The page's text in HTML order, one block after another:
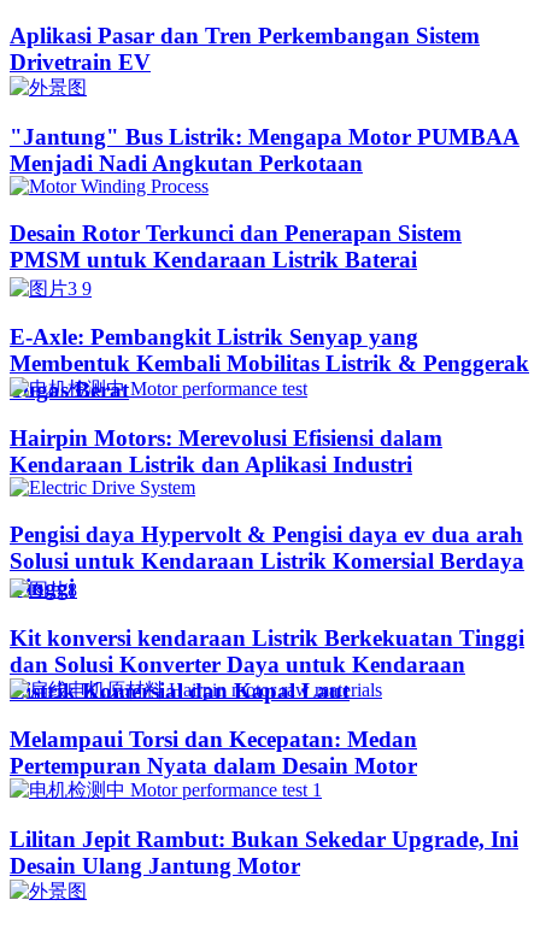
Aplikasi Pasar dan Tren Perkembangan Sistem
Drivetrain EV
"Jantung" Bus Listrik: Mengapa Motor PUMBAA
Menjadi Nadi Angkutan Perkotaan
Desain Rotor Terkunci dan Penerapan Sistem
PMSM untuk Kendaraan Listrik Baterai
E-Axle: Pembangkit Listrik Senyap yang
Membentuk Kembali Mobilitas Listrik & Penggerak
Tugas Berat
Hairpin Motors: Merevolusi Efisiensi dalam
Kendaraan Listrik dan Aplikasi Industri
Pengisi daya Hypervolt & Pengisi daya ev dua arah
Solusi untuk Kendaraan Listrik Komersial Berdaya
Tinggi
Kit konversi kendaraan Listrik Berkekuatan Tinggi
dan Solusi Konverter Daya untuk Kendaraan
Listrik Komersial dan Kapal Laut
Melampaui Torsi dan Kecepatan: Medan
Pertempuran Nyata dalam Desain Motor
Lilitan Jepit Rambut: Bukan Sekedar Upgrade, Ini
Desain Ulang Jantung Motor